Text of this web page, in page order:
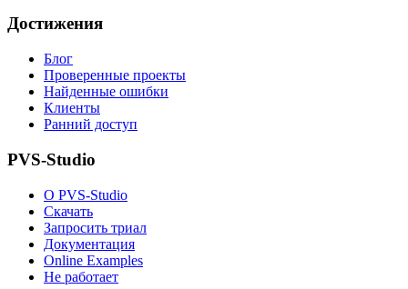
Достижения
Блог
Проверенные проекты
Найденные ошибки
Клиенты
Ранний доступ
PVS-Studio
О PVS-Studio
Скачать
Запросить триал
Документация
Online Examples
Не работает